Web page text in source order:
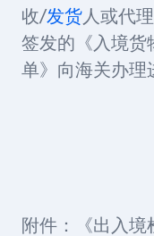
收/发货人或代
签发的《入境货
单》向海关办理
质检
2016
附件：《出入